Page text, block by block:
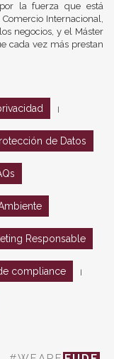
la fuerza que está
Internacional,
negocios, y el Máster
cada vez más prestan
de Datos
Responsable
compliance